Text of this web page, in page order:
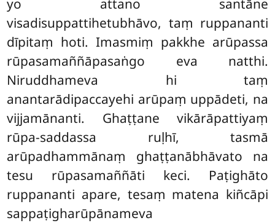
yo attano santāne
visadisuppattihetubhāvo, taṃ ruppananti
dīpitaṃ hoti. Imasmiṃ pakkhe arūpassa
rūpasamaññāpasaṅgo eva natthi.
Niruddhameva hi taṃ
anantarādipaccayehi arūpaṃ uppādeti, na
vijjamānanti. Ghaṭṭane vikārāpattiyaṃ
rūpa-saddassa ruḷhī, tasmā
arūpadhammānaṃ ghaṭṭanābhāvato na
tesu rūpasamaññāti keci. Paṭighāto
ruppananti apare, tesaṃ matena kiñcāpi
sappaṭigharūpānameva